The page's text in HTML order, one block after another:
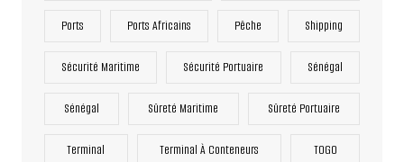
Ports Ports Africains Pêche Shipping
Sécurité Maritime Sécurité Portuaire Sénégal
Sénégal Sûreté Maritime Sûreté Portuaire
Terminal Terminal À Conteneurs TOGO